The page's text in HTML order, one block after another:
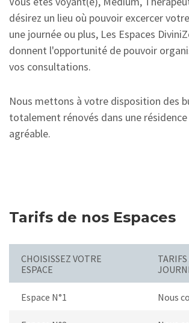
désirez un lieu où pouvoir excercer
une journée ou plus, Les Espaces
donnent l'opportunité de pouvoir
vos consultations.
Nous mettons à votre disposition des
totalement rénovés dans une
agréable.
Tarifs de nos Espaces
CHOISISSEZ VOTRE
ESPACE
TARIFS
Espace N°1 Nous